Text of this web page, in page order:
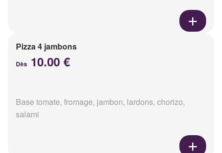
Pizza 4 jambons
Dès 10.00 €
Base tomate, fromage, jambon, lardons, chorizo,
salami